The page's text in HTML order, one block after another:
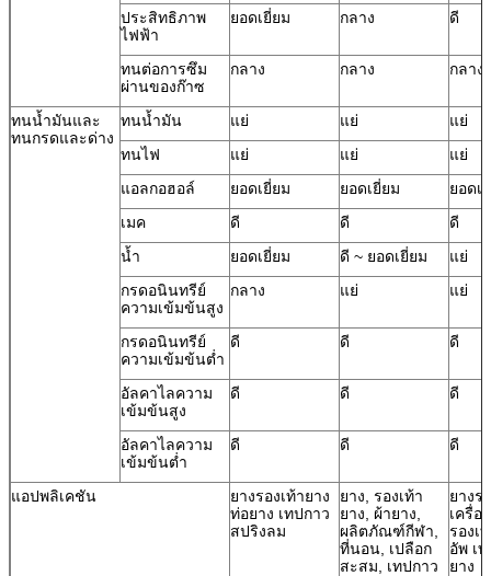
ประสิทธิภาพ
ไฟฟ้า
ยอดเยี่ยม กลาง ดี
ทนต่อการซึม
ผ่านของก๊าซ
กลาง กลาง กลาง
ทนน้ำมันและ
ทนกรดและด่าง
ทนน้ำมัน แย่ แย่
แย่
ทนไฟ
แย่ แย่
แย่
แอลกอฮอล์
ยอดเยี่ยม ยอดเยี่ยม
ยอดเ
เมค
ดี ดี
ดี
น้ำ
ยอดเยี่ยม ดี ~ ยอดเยี่ยม
แย่
กรดอนินทรีย์
ความเข้มข้นสูง
กลาง แย่ แย่
กรดอนินทรีย์
ความเข้มข้นต่ำ
ดี ดี ดี
อัลคาไลความ
เข้มข้นสูง
ดี ดี ดี
อัลคาไลความ
เข้มข้นต่ำ
ดี ดี ดี
แอปพลิเคชัน
ยางรองเท้ายาง
ท่อยาง เทปกาว
สปริงลม
ยาง, รองเท้า
ยาง, ผ้ายาง,
ผลิตภัณฑ์กีฬา,
ที่นอน, เปลือก
สะสม, เทปกาว
ยางร
เครื่อ
รองเ
อัพ เ
ยาง